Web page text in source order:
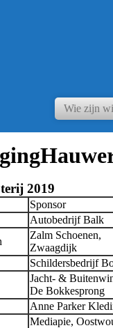
Wie zijn
2019
Sponsor
Autobedrijf Balk
Zalm Schoenen,
Zwaagdijk
Schildersbedrijf
Jacht- &
De Bokkesprong
Anne Parker
Mediapie,